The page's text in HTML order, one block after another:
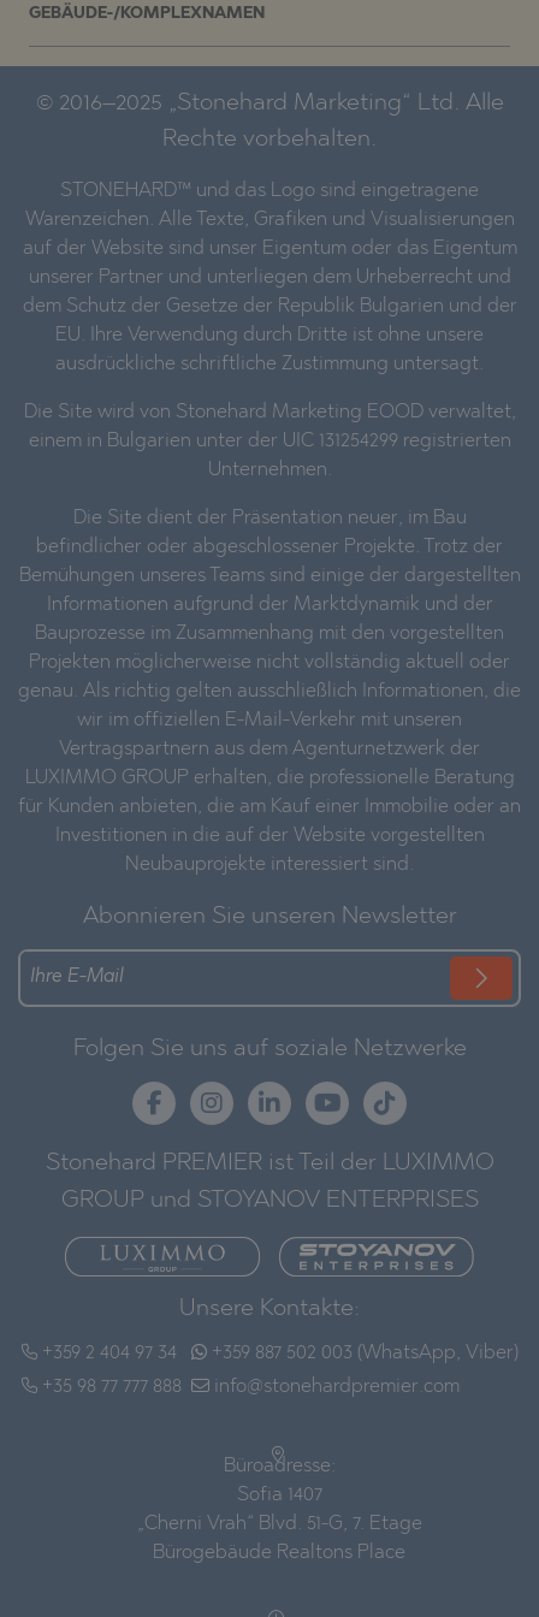
GEBÄUDE-/KOMPLEXNAMEN
© 2016–2025 „Stonehard Marketing“ Ltd. Alle
Rechte vorbehalten.
STONEHARD™ und das Logo sind eingetragene
Warenzeichen. Alle Texte, Grafiken und Visualisierungen
auf der Website sind unser Eigentum oder das Eigentum
unserer Partner und unterliegen dem Urheberrecht und
dem Schutz der Gesetze der Republik Bulgarien und der
EU. Ihre Verwendung durch Dritte ist ohne unsere
ausdrückliche schriftliche Zustimmung untersagt.
Die Site wird von Stonehard Marketing EOOD verwaltet,
einem in Bulgarien unter der UIC 131254299 registrierten
Unternehmen.
Die Site dient der Präsentation neuer, im Bau
befindlicher oder abgeschlossener Projekte. Trotz der
Bemühungen unseres Teams sind einige der dargestellten
Informationen aufgrund der Marktdynamik und der
Bauprozesse im Zusammenhang mit den vorgestellten
Projekten möglicherweise nicht vollständig aktuell oder
genau. Als richtig gelten ausschließlich Informationen, die
wir im offiziellen E-Mail-Verkehr mit unseren
Vertragspartnern aus dem Agenturnetzwerk der
LUXIMMO GROUP erhalten, die professionelle Beratung
für Kunden anbieten, die am Kauf einer Immobilie oder an
Investitionen in die auf der Website vorgestellten
Neubauprojekte interessiert sind.
Abonnieren Sie unseren Newsletter
Folgen Sie uns auf soziale Netzwerke
Stonehard PREMIER ist Teil der LUXIMMO
GROUP und STOYANOV ENTERPRISES
Unsere Kontakte:
+359 2 404 97 34
+35 98 77 777 888
+359 887 502 003 (WhatsApp, Viber)
info@stonehardpremier.com
Büroadresse:
Sofia 1407
„Cherni Vrah“ Blvd. 51-G, 7. Etage
Bürogebäude Realtons Place